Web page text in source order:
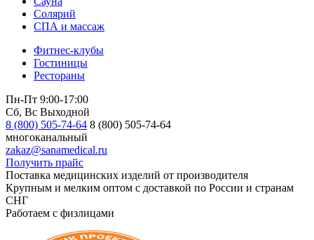
Солярий
СПА и массаж
Фитнес-клубы
Гостиницы
Рестораны
Пн-Пт 9:00-17:00
Сб, Вс Выходной
8 (800) 505-74-64 8 (800) 505-74-64
многоканальный
zakaz@sanamedical.ru
Получить прайс
Поставка медицинских изделий от производителя
Крупным и мелким оптом с доставкой по России и странам
СНГ
Работаем с физлицами